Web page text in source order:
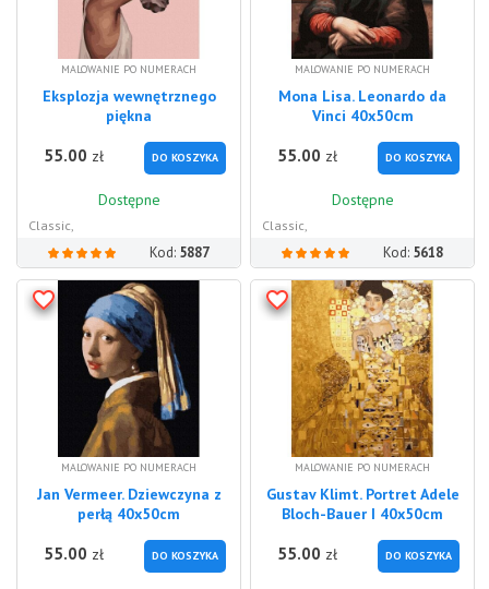
MALOWANIE PO NUMERACH
Eksplozja wewnętrznego
piękna
55.00 zł DO KOSZYKA
Dostępne
Classic,
Kod: 5887
MALOWANIE PO NUMERACH
Mona Lisa. Leonardo da
Vinci 40x50cm
55.00 zł DO KOSZYKA
Dostępne
Classic,
Kod: 5618
MALOWANIE PO NUMERACH
Jan Vermeer. Dziewczyna z
perłą 40x50cm
55.00 zł DO KOSZYKA
MALOWANIE PO NUMERACH
Gustav Klimt. Portret Adele
Bloch-Bauer I 40x50cm
55.00 zł DO KOSZYKA